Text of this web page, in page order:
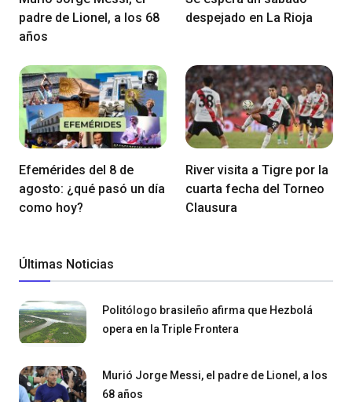
padre de Lionel, a los 68
años
despejado en La Rioja
Efemérides del 8 de
agosto: ¿qué pasó un día
como hoy?
River visita a Tigre por la
cuarta fecha del Torneo
Clausura
Últimas Noticias
Politólogo brasileño afirma que Hezbolá
opera en la Triple Frontera
Murió Jorge Messi, el padre de Lionel, a los
68 años